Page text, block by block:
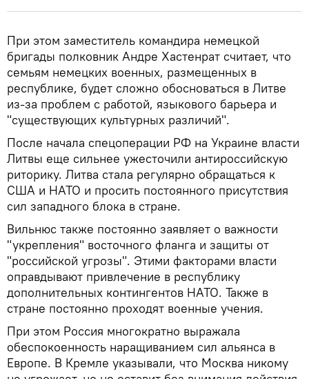
При этом заместитель командира немецкой
бригады полковник Андре Хастенрат считает, что
семьям немецких военных, размещенных в
республике, будет сложно обосноваться в Литве
из-за проблем с работой, языкового барьера и
"существующих культурных различий".
После начала спецоперации РФ на Украине власти
Литвы еще сильнее ужесточили антироссийскую
риторику. Литва стала регулярно обращаться к
США и НАТО и просить постоянного присутствия
сил западного блока в стране.
Вильнюс также постоянно заявляет о важности
"укрепления" восточного фланга и защиты от
"российской угрозы". Этими факторами власти
оправдывают привлечение в республику
дополнительных контингентов НАТО. Также в
стране постоянно проходят военные учения.
При этом Россия многократно выражала
обеспокоенность наращиванием сил альянса в
Европе. В Кремле указывали, что Москва никому